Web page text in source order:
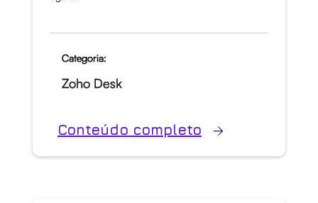
Categoria:
Zoho Desk
Conteúdo completo